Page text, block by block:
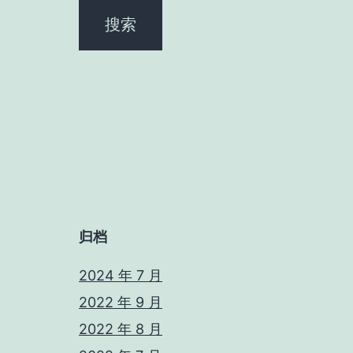
归档
2024 年 7 月
2022 年 9 月
2022 年 8 月